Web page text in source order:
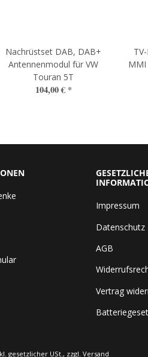
Nachrüstset DAB, DAB+
Antennenmodul für VW
Touran 5T
104,00 € *
MMI
Impressum
Datenschutz
AGB
Vertrag
gesetzlicher USt., zzgl. Versand